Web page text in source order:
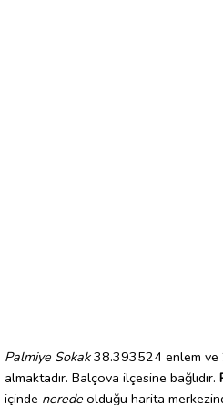
Palmiye Sokak38.393524 enlem ve
almaktadır. Balçova ilçesine bağlıdır.
içinde nerede olduğu harita